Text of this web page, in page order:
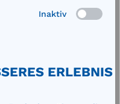
zum Aufdübeln
234 und DIN
Inaktiv
ERLEBNIS